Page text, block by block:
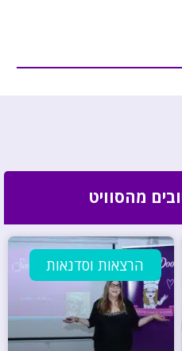
מהסוויט
הרצאות וסדנאות